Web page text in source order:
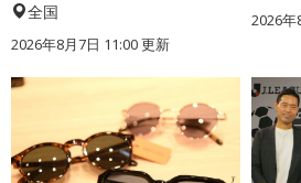
全国
2026年8月7日 11:00更新
2026年